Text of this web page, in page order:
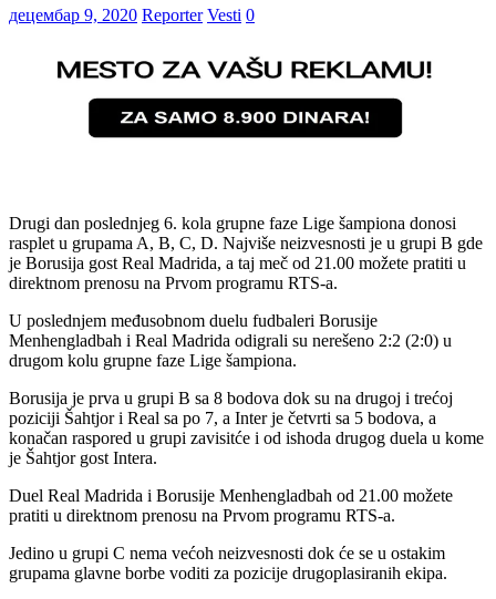
децембар 9, 2020 Reporter Vesti 0
Drugi dan poslednjeg 6. kola grupne faze Lige šampiona donosi
rasplet u grupama A, B, C, D. Najviše neizvesnosti je u grupi B gde
je Borusija gost Real Madrida, a taj meč od 21.00 možete pratiti u
direktnom prenosu na Prvom programu RTS-a.
U poslednjem međusobnom duelu fudbaleri Borusije
Menhengladbah i Real Madrida odigrali su nerešeno 2:2 (2:0) u
drugom kolu grupne faze Lige šampiona.
Borusija je prva u grupi B sa 8 bodova dok su na drugoj i trećoj
poziciji Šahtjor i Real sa po 7, a Inter je četvrti sa 5 bodova, a
konačan raspored u grupi zavisitće i od ishoda drugog duela u kome
je Šahtjor gost Intera.
Duel Real Madrida i Borusije Menhengladbah od 21.00 možete
pratiti u direktnom prenosu na Prvom programu RTS-a.
Jedino u grupi C nema većoh neizvesnosti dok će se u ostakim
grupama glavne borbe voditi za pozicije drugoplasiranih ekipa.